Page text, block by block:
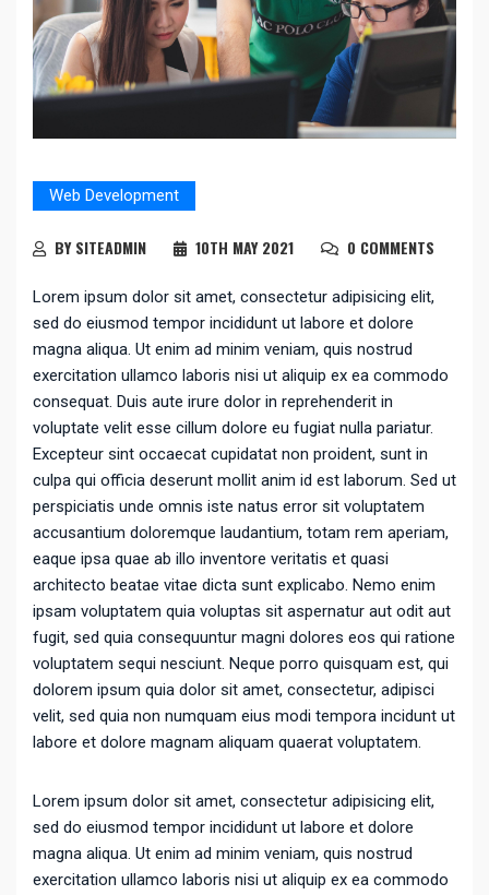
Web Development
BY SITEADMIN 10TH MAY 2021 0 COMMENTS
Lorem ipsum dolor sit amet, consectetur adipisicing elit,
sed do eiusmod tempor incididunt ut labore et dolore
magna aliqua. Ut enim ad minim veniam, quis nostrud
exercitation ullamco laboris nisi ut aliquip ex ea commodo
consequat. Duis aute irure dolor in reprehenderit in
voluptate velit esse cillum dolore eu fugiat nulla pariatur.
Excepteur sint occaecat cupidatat non proident, sunt in
culpa qui officia deserunt mollit anim id est laborum. Sed ut
perspiciatis unde omnis iste natus error sit voluptatem
accusantium doloremque laudantium, totam rem aperiam,
eaque ipsa quae ab illo inventore veritatis et quasi
architecto beatae vitae dicta sunt explicabo. Nemo enim
ipsam voluptatem quia voluptas sit aspernatur aut odit aut
fugit, sed quia consequuntur magni dolores eos qui ratione
voluptatem sequi nesciunt. Neque porro quisquam est, qui
dolorem ipsum quia dolor sit amet, consectetur, adipisci
velit, sed quia non numquam eius modi tempora incidunt ut
labore et dolore magnam aliquam quaerat voluptatem.
Lorem ipsum dolor sit amet, consectetur adipisicing elit,
sed do eiusmod tempor incididunt ut labore et dolore
magna aliqua. Ut enim ad minim veniam, quis nostrud
exercitation ullamco laboris nisi ut aliquip ex ea commodo